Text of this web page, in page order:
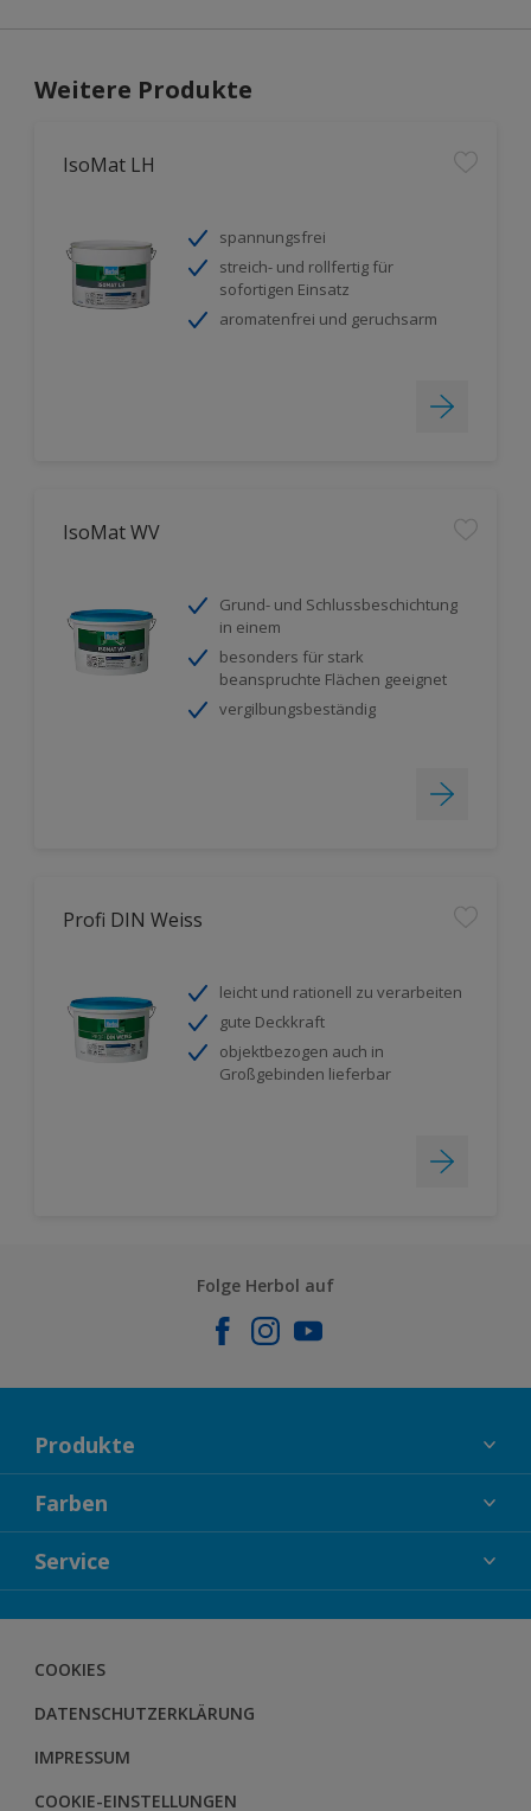
Weitere Produkte
IsoMat LH
spannungsfrei
streich- und rollfertig für
sofortigen Einsatz
aromatenfrei und geruchsarm
IsoMat WV
Grund- und Schlussbeschichtung
in einem
besonders für stark
beanspruchte Flächen geeignet
vergilbungsbeständig
Profi DIN Weiss
leicht und rationell zu verarbeiten
gute Deckkraft
objektbezogen auch in
Großgebinden lieferbar
Folge Herbol auf
Produkte
FASSADENFARBEN
INNENFARBEN
LACKE
BODENSYSTEM
Farben
KOLLEKTIONEN
FARBTRENDS
FARBBERATUNG
Service
HERBOL NACHRICHTEN
HERBOL WERBEMITTELSHOP
SCHULUNGEN
COOKIES
DATENSCHUTZERKLÄRUNG
IMPRESSUM
COOKIE-EINSTELLUNGEN